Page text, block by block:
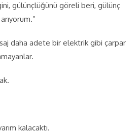
gülünçlüğünü göreli beri, gülünç
daha adete bir elektrik gibi çarpar
kalacaktı.